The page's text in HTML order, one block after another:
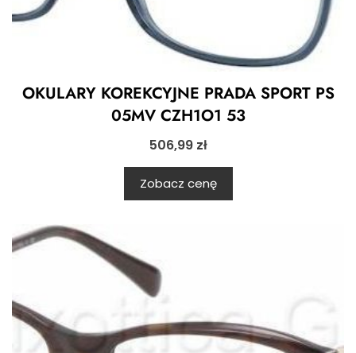
OKULARY KOREKCYJNE PRADA SPORT PS
05MV CZH1O1 53
506,99 zł
Zobacz cenę